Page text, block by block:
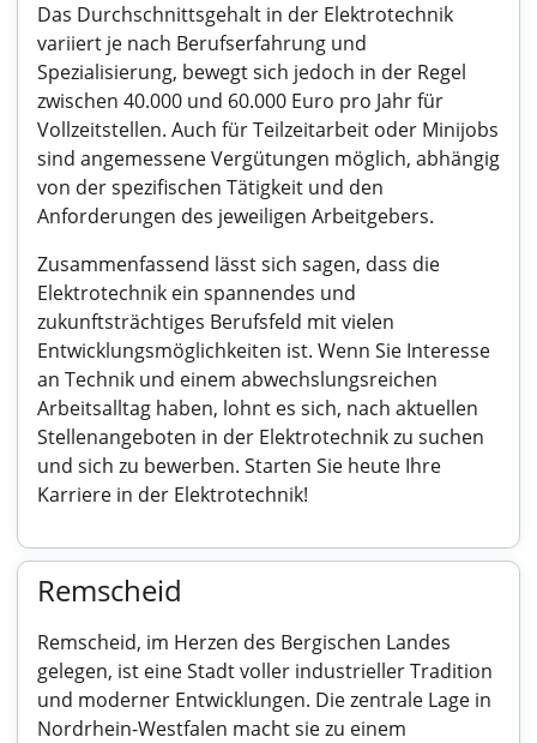
Das Durchschnittsgehalt in der Elektrotechnik
variiert je nach Berufserfahrung und
Spezialisierung, bewegt sich jedoch in der Regel
zwischen 40.000 und 60.000 Euro pro Jahr für
Vollzeitstellen. Auch für Teilzeitarbeit oder Minijobs
sind angemessene Vergütungen möglich, abhängig
von der spezifischen Tätigkeit und den
Anforderungen des jeweiligen Arbeitgebers.
Zusammenfassend lässt sich sagen, dass die
Elektrotechnik ein spannendes und
zukunftsträchtiges Berufsfeld mit vielen
Entwicklungsmöglichkeiten ist. Wenn Sie Interesse
an Technik und einem abwechslungsreichen
Arbeitsalltag haben, lohnt es sich, nach aktuellen
Stellenangeboten in der Elektrotechnik zu suchen
und sich zu bewerben. Starten Sie heute Ihre
Karriere in der Elektrotechnik!
Remscheid
Remscheid, im Herzen des Bergischen Landes
gelegen, ist eine Stadt voller industrieller Tradition
und moderner Entwicklungen. Die zentrale Lage in
Nordrhein-Westfalen macht sie zu einem